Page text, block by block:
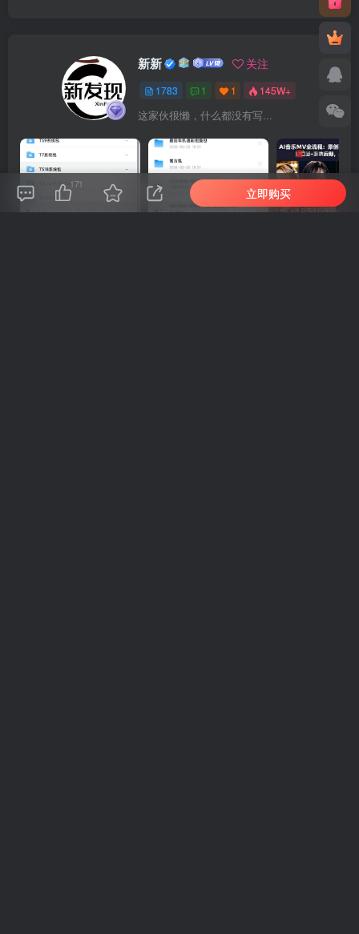
新新 关注
1783 1 1 145W+
这家伙很懒，什么都没有写...
车机导航系统_鼎微方案_刷机升级固件包 车机导航系统_蘑菇车机_刷机升级固件包
171
立即购买